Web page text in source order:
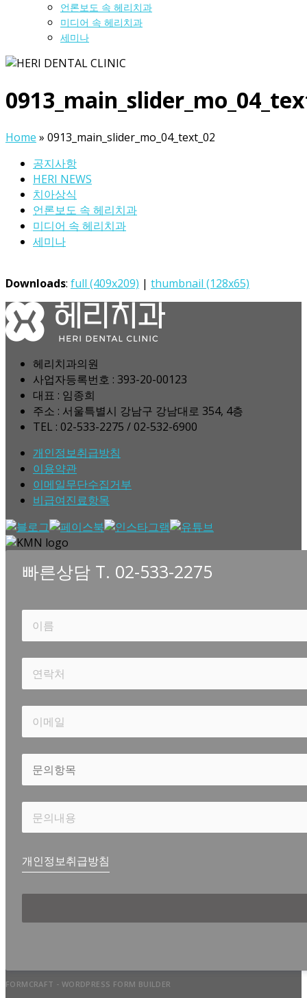
언론보도 속 헤리치과
미디어 속 헤리치과
세미나
Home » 0913_main_slider_mo_04_text_02
공지사항
HERI NEWS
치아상식
언론보도 속 헤리치과
미디어 속 헤리치과
세미나
Downloads: full (409x209) | thumbnail (128x65)
헤리치과의원
사업자등록번호 : 393-20-00123
대표 : 임종희
주소 : 서울특별시 강남구 강남대로 354, 4층
TEL : 02-533-2275 / 02-532-6900
개인정보취급방침
이용약관
이메일무단수집거부
비급여진료항목
빠른상담 T. 02-533-2275
개인정보취급방침
FORMCRAFT - WORDPRESS FORM BUILDER